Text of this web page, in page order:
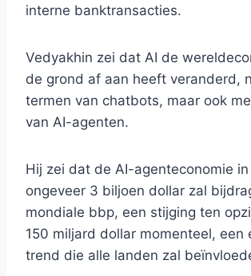
interne banktransacties.
Vedyakhin zei dat AI de
de grond af aan heeft veranderd,
termen van chatbots, maar ook
van AI-agenten.
Hij zei dat de AI-agenteconomie
ongeveer 3 biljoen dollar zal
mondiale bbp, een stijging ten
150 miljard dollar momenteel, een
trend die alle landen zal